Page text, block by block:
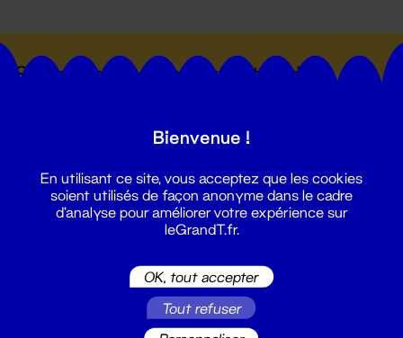
Suivez toutes les actualités du
Bienvenue !
En utilisant ce site, vous acceptez que les cookies
soient utilisés de façon anonyme dans le cadre
d'analyse pour améliorer votre expérience sur
leGrandT.fr.
OK, tout accepter
Tout refuser